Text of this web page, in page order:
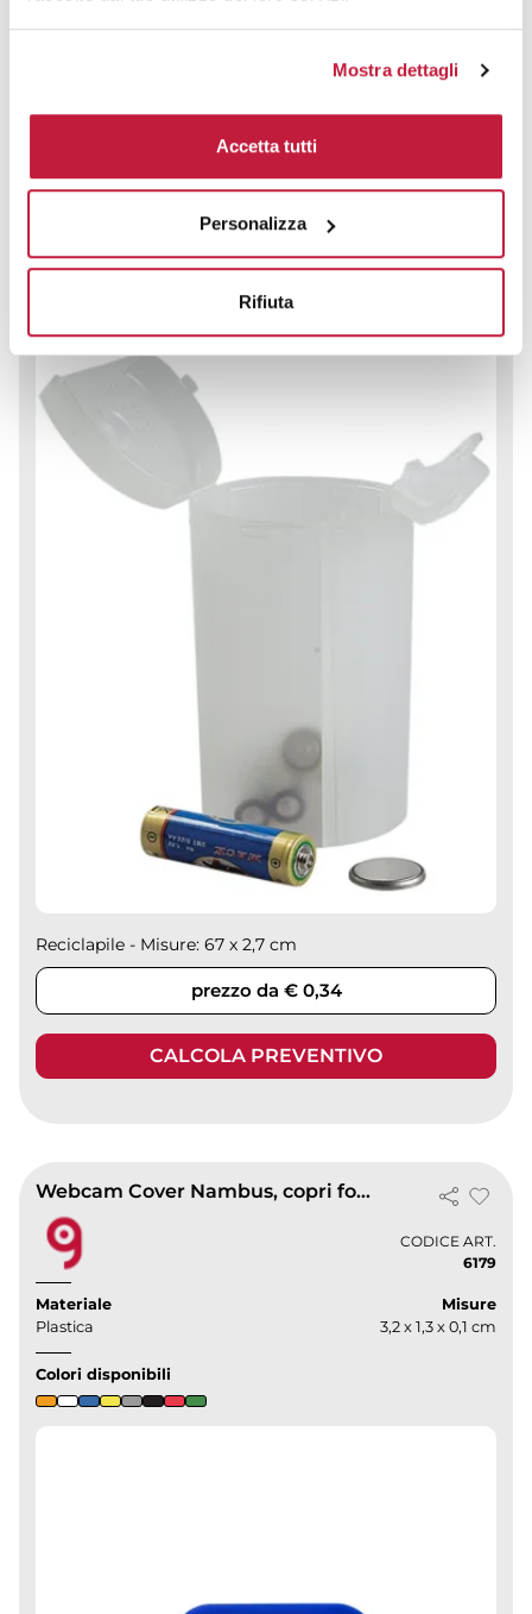
Mostra dettagli
Accetta tutti
Personalizza
Rifiuta
2414
Reciclapile - Misure: 67 x 2,7 cm
prezzo da € 0,34
CALCOLA PREVENTIVO
Webcam Cover Nambus, copri fotocamera 3M
CODICE ART.
6179
Materiale
Plastica
Misure
3,2 x 1,3 x 0,1 cm
Colori disponibili